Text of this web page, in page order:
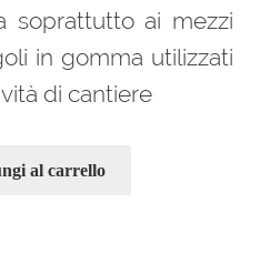
soprattutto ai mezzi
in gomma utilizzati
di cantiere
al carrello